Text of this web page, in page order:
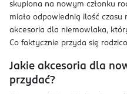
skupiona na nowym członku
miało odpowiednią ilość
akcesoria dla niemowlaka,
Co faktycznie przyda się
Jakie akcesoria dla
przydać?